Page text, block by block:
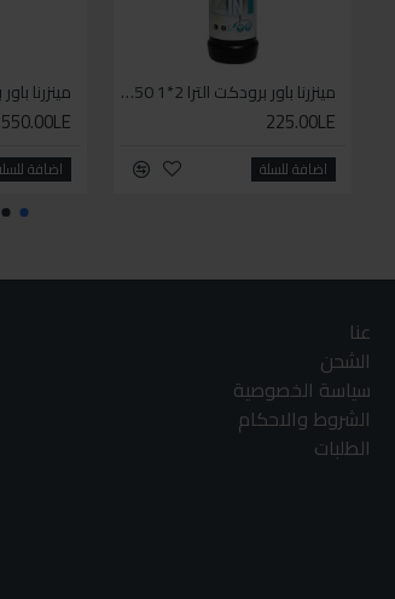
مينزرنا باور برودكت الترا 2*1 250مل
225.00LE
اضافة للسلة
550.00LE
اضافة
عنا
الشحن
سياسة الخصوصية
الشروط والاحكام
الطلبات